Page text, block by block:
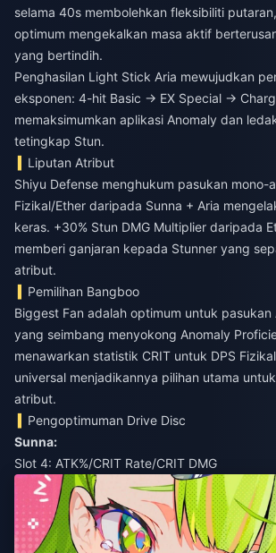
selama 40s membolehkan fleksibiliti
optimum mengekalkan masa aktif
yang bertindih.
Penghasilan Light Stick Aria mewujudkan
eksponen: 4-hit Basic → EX Special →
memaksimumkan aplikasi Anomaly dan
tetingkap Stun.
Liputan Atribut
Shiyu Defense menghukum pasukan mono-
Fizikal/Ether daripada Sunna + Aria
keras. +30% Stun DMG Multiplier daripada
memberi ganjaran kepada Stunner yang
atribut.
Pemilihan Bangboo
Biggest Fan adalah optimum untuk
yang seimbang menyokong Anomaly
menawarkan statistik CRIT untuk DPS
universal menjadikannya pilihan utama
atribut.
Pengoptimuman Drive Disc
Sunna:
Slot 4: ATK%/CRIT Rate/CRIT DMG